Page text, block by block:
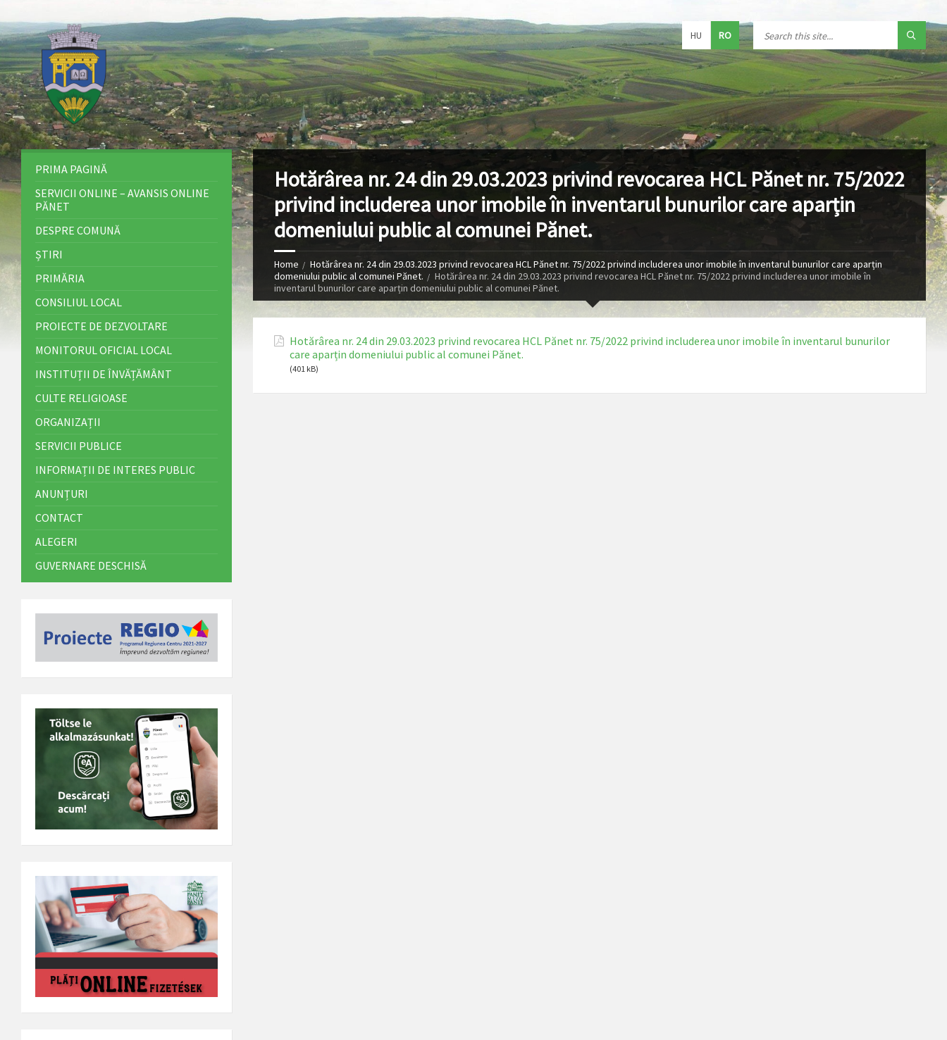
HU RO
Hotărârea nr. 24 din 29.03.2023 privind revocarea HCL Pănet nr. 75/2022
privind includerea unor imobile în inventarul bunurilor care aparțin
domeniului public al comunei Pănet.
Home
Hotărârea nr. 24 din 29.03.2023 privind revocarea HCL Pănet nr. 75/2022 privind includerea unor imobile în inventarul bunurilor care aparțin
domeniului public al comunei Pănet.
Hotărârea nr. 24 din 29.03.2023 privind revocarea HCL Pănet nr. 75/2022 privind includerea unor imobile în
inventarul bunurilor care aparțin domeniului public al comunei Pănet.
Hotărârea nr. 24 din 29.03.2023 privind revocarea HCL Pănet nr. 75/2022 privind includerea unor imobile în inventarul bunurilor
care aparțin domeniului public al comunei Pănet.
(401 kB)
PRIMA PAGINĂ
SERVICII ONLINE – AVANSIS ONLINE
PĂNET
DESPRE COMUNĂ
ȘTIRI
PRIMĂRIA
CONSILIUL LOCAL
PROIECTE DE DEZVOLTARE
MONITORUL OFICIAL LOCAL
INSTITUȚII DE ÎNVĂȚĂMÂNT
CULTE RELIGIOASE
ORGANIZAȚII
SERVICII PUBLICE
INFORMAȚII DE INTERES PUBLIC
ANUNȚURI
CONTACT
ALEGERI
GUVERNARE DESCHISĂ